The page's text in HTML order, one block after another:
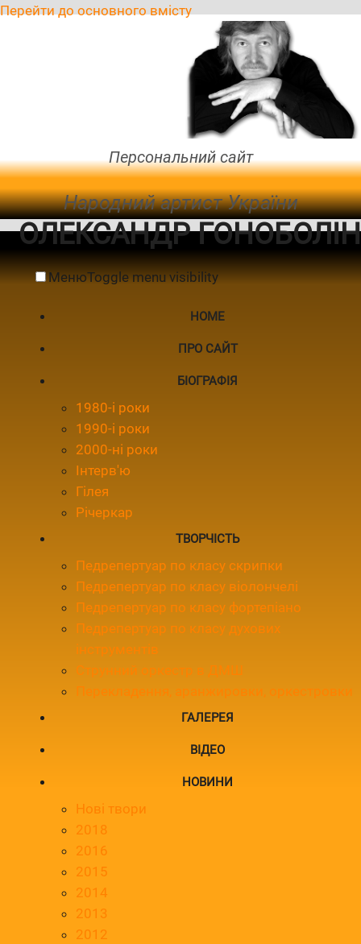
Перейти до основного вмісту
Персональний сайт
Народний артист України
ОЛЕКСАНДР ГОНОБОЛІН
МенюToggle menu visibility
HOME
ПРО САЙТ
БІОГРАФІЯ
1980-і роки
1990-і роки
2000-ні роки
Інтерв'ю
Гілея
Річеркар
ТВОРЧІСТЬ
Педрепертуар по класу скрипки
Педрепертуар по класу віолончелі
Педрепертуар по класу фортепіано
Педрепертуар по класу духових
інструментів
Струнний оркестр в ДМШ
Перекладення, аранжировки, оркестровки
ГАЛЕРЕЯ
ВІДЕО
НОВИНИ
Нові твори
2018
2016
2015
2014
2013
2012